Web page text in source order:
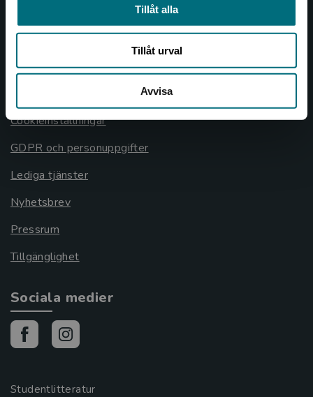
Tillåt alla
Tillåt urval
Avvisa
Allmänna länkar
Om oss
Cookieinställningar
GDPR och personuppgifter
Lediga tjänster
Nyhetsbrev
Pressrum
Tillgänglighet
Sociala medier
Studentlitteratur